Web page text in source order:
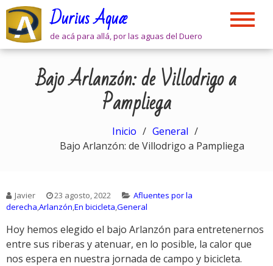
Skip
content
Durius Aquæ
de acá para allá, por las aguas del Duero
Bajo Arlanzón: de Villodrigo a
Pampliega
Inicio
General
Bajo Arlanzón: de Villodrigo a Pampliega
Javier 23 agosto, 2022
Afluentes por la
derecha,Arlanzón,En bicicleta,General
Hoy hemos elegido el bajo Arlanzón para entretenernos
entre sus riberas y atenuar, en lo posible, la calor que
nos espera en nuestra jornada de campo y bicicleta.